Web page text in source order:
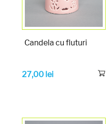
Candela cu fluturi
27,00 lei